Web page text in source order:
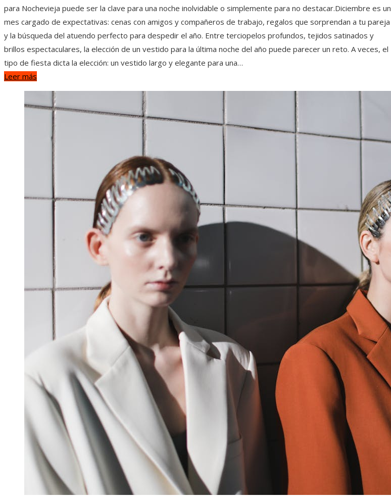
para Nochevieja puede ser la clave para una noche inolvidable o simplemente para no destacar.Diciembre es un
mes cargado de expectativas: cenas con amigos y compañeros de trabajo, regalos que sorprendan a tu pareja
y la búsqueda del atuendo perfecto para despedir el año. Entre terciopelos profundos, tejidos satinados y
brillos espectaculares, la elección de un vestido para la última noche del año puede parecer un reto. A veces, el
tipo de fiesta dicta la elección: un vestido largo y elegante para una…
Leer más